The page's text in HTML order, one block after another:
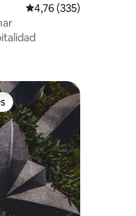
Calificación promedio:
4,76 (335)